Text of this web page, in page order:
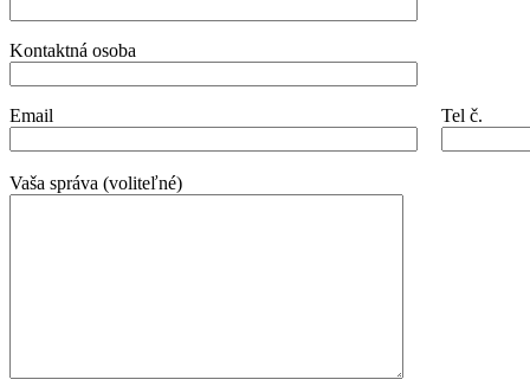
Kontaktná osoba
Email Tel č.
Vaša správa (voliteľné)